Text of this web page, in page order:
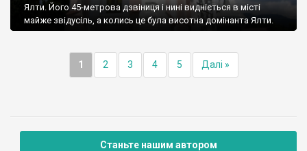
Ялти. Його 45-метрова дзвіниця і нині видніється в місті
майже звідусіль, а колись це була висотна домінанта Ялти.
1 2 3 4 5 Далі »
Станьте нашим автором